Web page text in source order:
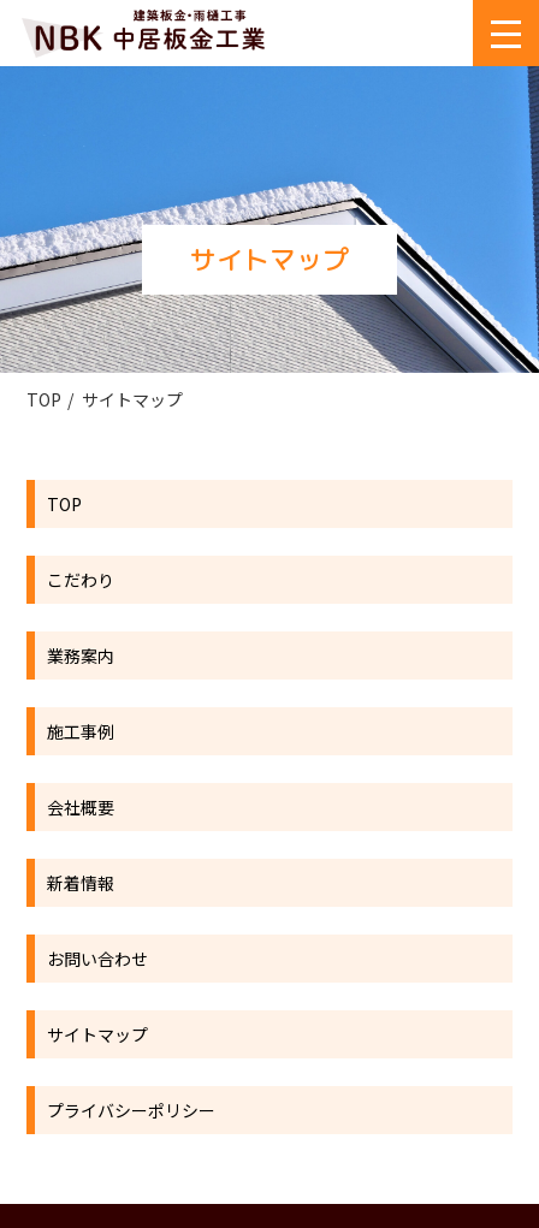
サイトマップ
TOP サイトマップ
TOP
こだわり
業務案内
施工事例
会社概要
新着情報
お問い合わせ
サイトマップ
プライバシーポリシー